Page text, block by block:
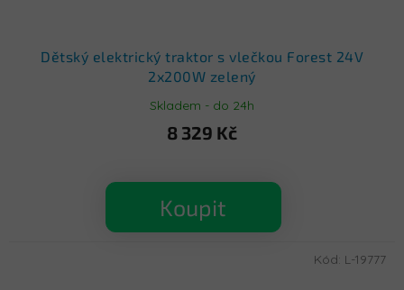
Dětský elektrický traktor s vlečkou Forest 24V
2x200W zelený
Skladem - do 24h
8 329 Kč
Koupit
Kód: L-19777